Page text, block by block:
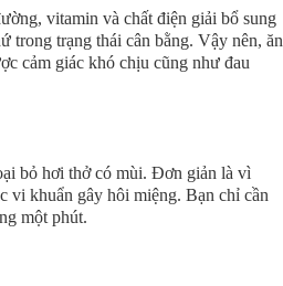
vitamin và chất điện giải bổ sung
trong trạng thái cân bằng. Vậy nên, ăn
cảm giác khó chịu cũng như đau
bỏ hơi thở có mùi. Đơn giản là vì
vi khuẩn gây hôi miệng. Bạn chỉ cần
một phút.